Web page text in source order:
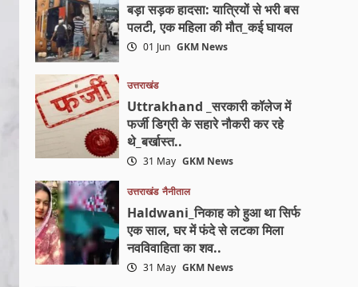
बड़ा सड़क हादसा: यात्रियों से भरी बस
पलटी, एक महिला की मौत_कई घायल
01 Jun GKM News
उत्तराखंड
Uttrakhand _सरकारी कॉलेज में
फर्जी डिग्री के सहारे नौकरी कर रहे
थे_बर्खास्त..
31 May GKM News
उत्तराखंड नैनीताल
Haldwani_निकाह को हुआ था सिर्फ
एक साल, घर में फंदे से लटका मिला
नवविवाहिता का शव..
31 May GKM News